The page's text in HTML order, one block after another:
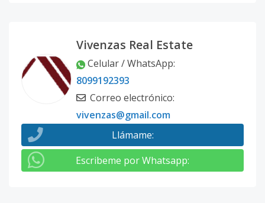
Vivenzas Real Estate
Celular / WhatsApp:
8099192393
Correo electrónico:
vivenzas@gmail.com
Llámame:
Escribeme por Whatsapp: